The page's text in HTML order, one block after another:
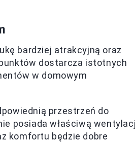
bardziej atrakcyjną oraz
dostarcza istotnych
w domowym
przestrzeń do
posiada właściwą
komfortu będzie dobre